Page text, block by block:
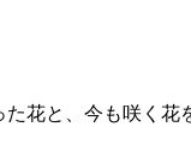
花と、今も咲く花